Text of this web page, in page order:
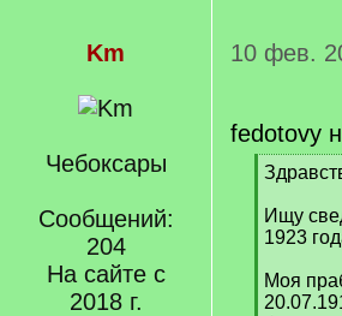
Km
Чебоксары
Сообщений:
204
На сайте с
2018 г.
10 фев.
fedotovy
[
]Ищу
1923
Моя